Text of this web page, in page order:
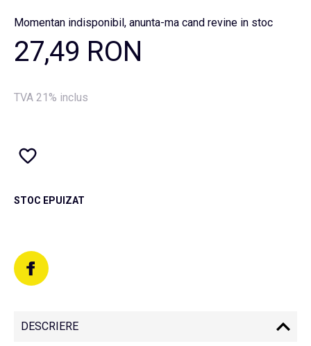
Momentan indisponibil, anunta-ma cand revine in stoc
27,49 RON
TVA 21% inclus
STOC EPUIZAT
DESCRIERE